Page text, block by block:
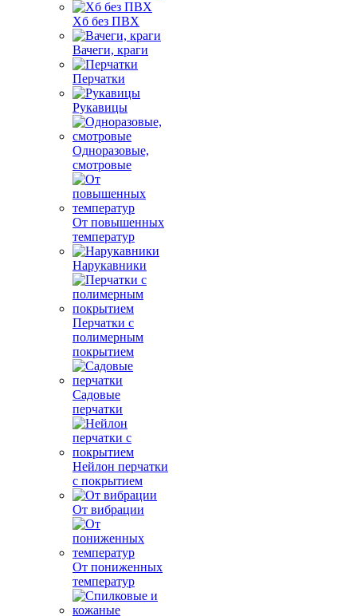
Хб без ПВХ
Вачеги, краги
Перчатки
Рукавицы
Одноразовые,
смотровые
От повышенных
температур
Нарукавники
Перчатки с
полимерным
покрытием
Садовые
перчатки
Нейлон перчатки
с покрытием
От вибрации
От пониженных
температур